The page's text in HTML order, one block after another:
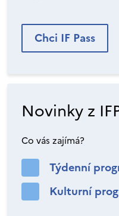
Chci IF Pass
Novinky z
Co vás zajímá?
Týdenní
Kulturní